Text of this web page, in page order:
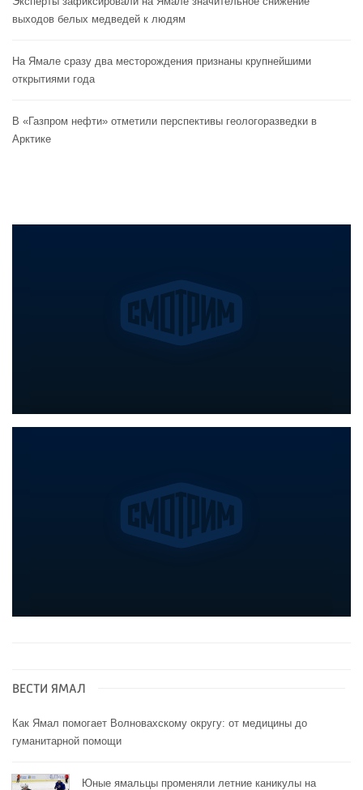
выходов белых медведей к людям
На Ямале сразу два месторождения признаны крупнейшими
открытиями года
В «Газпром нефти» отметили перспективы геологоразведки в
Арктике
ВЕСТИ ЯМАЛ
Как Ямал помогает Волновахскому округу: от медицины до
гуманитарной помощи
Юные ямальцы променяли летние каникулы на